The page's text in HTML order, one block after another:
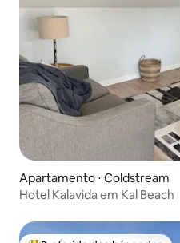
Apartamento ⋅ Coldstream
Hotel Kalavida em Kal Beach